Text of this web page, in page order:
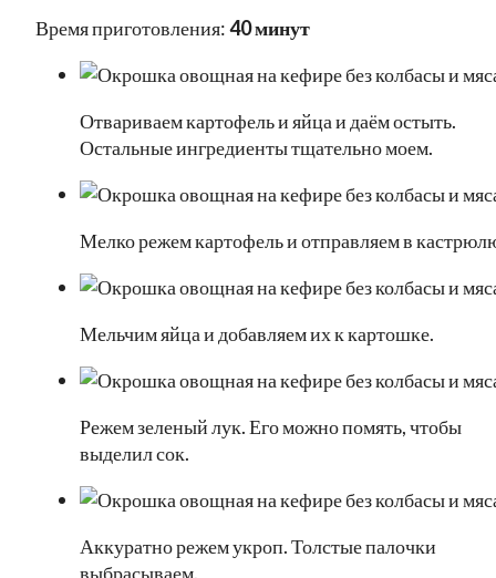
Время приготовления:40 минут
Отвариваем картофель и яйца и даём остыть.
Остальные ингредиенты тщательно моем.
Мелко режем картофель и отправляем в
Мельчим яйца и добавляем их к картошке.
Режем зеленый лук. Его можно помять, чтобы
выделил сок.
Аккуратно режем укроп. Толстые палочки
выбрасываем.